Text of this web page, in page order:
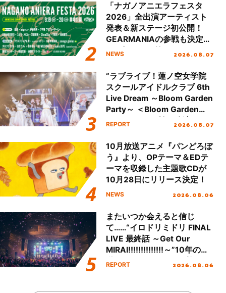
「ナガノアニエラフェスタ
2026」全出演アーティスト
発表＆新ステージ初公開！
GEARMANIAの参戦も決定
し、初となる第3ステージの
NEWS 2026.08.07
“ラブライブ！蓮ノ空女学院
スクールアイドルクラブ 6th
Live Dream ～Bloom Garden
Party～ ＜Bloom Garden
Party Stage／埼玉公演＞”
REPORT 2026.08.07
10月放送アニメ『パンどろぼ
う』より、OPテーマ＆EDテ
ーマを収録した主題歌CDが
10月28日にリリース決定！
NEWS 2026.08.06
またいつか会えると信じ
て……“イロドリミドリ FINAL
LIVE 最終話 ～Get Our
MIRAI!!!!!!!!!!!!!!～”10年の活
動を経てファイナルを迎える
REPORT 2026.08.06